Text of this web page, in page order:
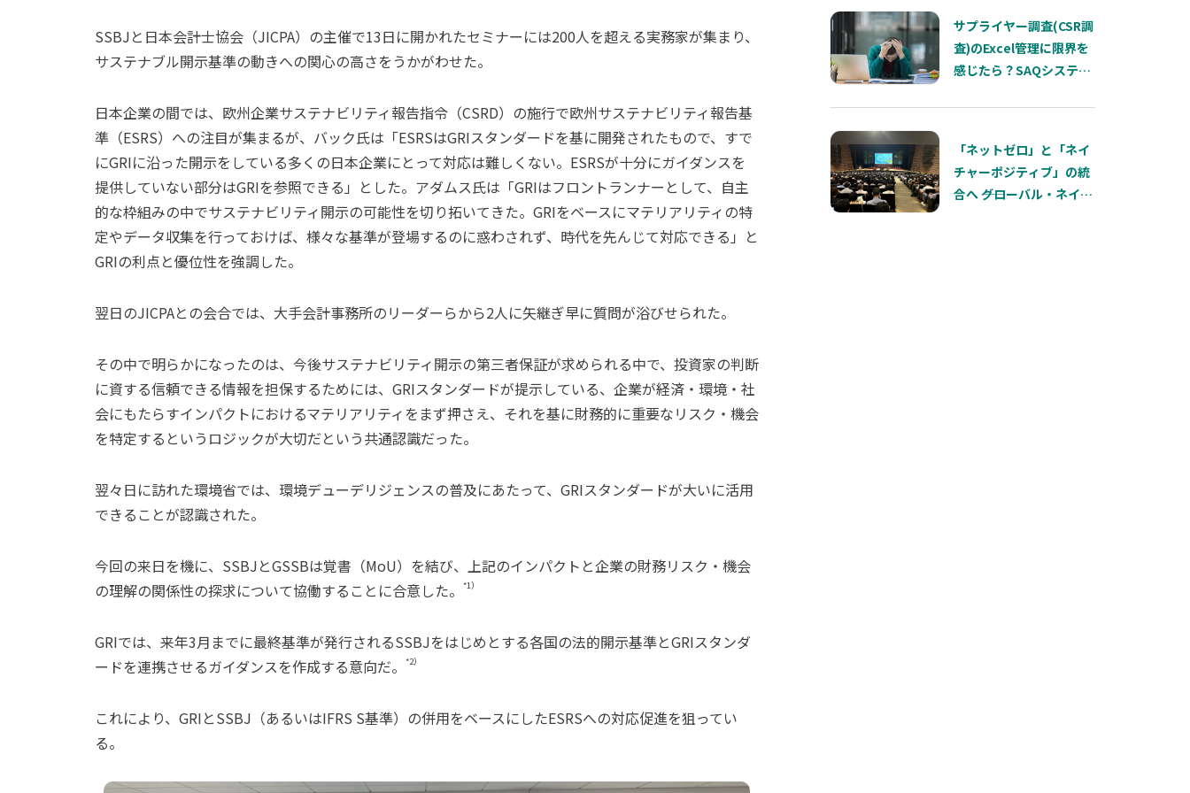
SSBJと日本会計士協会（JICPA）の主催で13日に開かれたセミナーには200人を超える実務家が集まり、
サステナブル開示基準の動きへの関心の高さをうかがわせた。
日本企業の間では、欧州企業サステナビリティ報告指令（CSRD）の施行で欧州サステナビリティ報告基
準（ESRS）への注目が集まるが、バック氏は「ESRSはGRIスタンダードを基に開発されたもので、すで
にGRIに沿った開示をしている多くの日本企業にとって対応は難しくない。ESRSが十分にガイダンスを
提供していない部分はGRIを参照できる」とした。アダムス氏は「GRIはフロントランナーとして、自主
的な枠組みの中でサステナビリティ開示の可能性を切り拓いてきた。GRIをベースにマテリアリティの特
定やデータ収集を行っておけば、様々な基準が登場するのに惑わされず、時代を先んじて対応できる」と
GRIの利点と優位性を強調した。
翌日のJICPAとの会合では、大手会計事務所のリーダーらから2人に矢継ぎ早に質問が浴びせられた。
その中で明らかになったのは、今後サステナビリティ開示の第三者保証が求められる中で、投資家の判断
に資する信頼できる情報を担保するためには、GRIスタンダードが提示している、企業が経済・環境・社
会にもたらすインパクトにおけるマテリアリティをまず押さえ、それを基に財務的に重要なリスク・機会
を特定するというロジックが大切だという共通認識だった。
翌々日に訪れた環境省では、環境デューデリジェンスの普及にあたって、GRIスタンダードが大いに活用
できることが認識された。
今回の来日を機に、SSBJとGSSBは覚書（MoU）を結び、上記のインパクトと企業の財務リスク・機会
の理解の関係性の探求について協働することに合意した。
*1）
GRIでは、来年3月までに最終基準が発行されるSSBJをはじめとする各国の法的開示基準とGRIスタンダ
ードを連携させるガイダンスを作成する意向だ。
*2）
これにより、GRIとSSBJ（あるいはIFRS S基準）の併用をベースにしたESRSへの対応促進を狙ってい
る。
サプライヤー調査(CSR調
査)のExcel管理に限界を
感じたら？SAQシステム
「ネットゼロ」と「ネイ
チャーポジティブ」の統
合へ ――グローバル・ネイチ